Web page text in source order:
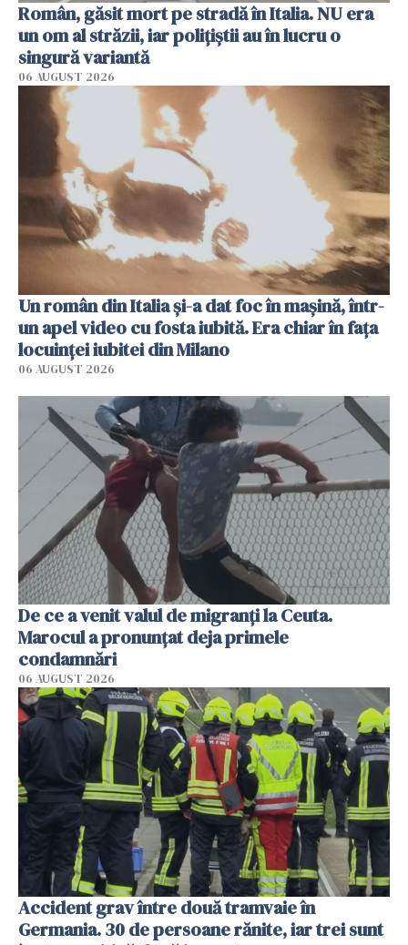
Român, găsit mort pe stradă în Italia. NU era
un om al străzii, iar polițiștii au în lucru o
singură variantă
06 AUGUST 2026
Un român din Italia și-a dat foc în mașină, într-
un apel video cu fosta iubită. Era chiar în fața
locuinței iubitei din Milano
06 AUGUST 2026
De ce a venit valul de migranți la Ceuta.
Marocul a pronunțat deja primele
condamnări
06 AUGUST 2026
Accident grav între două tramvaie în
Germania. 30 de persoane rănite, iar trei sunt